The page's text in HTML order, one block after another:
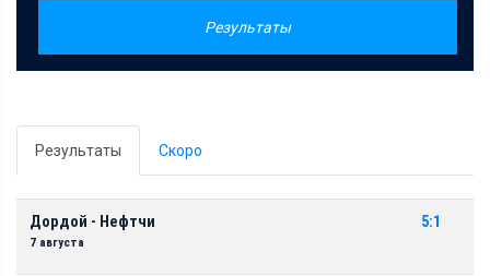
Результаты
Результаты Скоро
Дордой - Нефтчи
7 августа
5:1